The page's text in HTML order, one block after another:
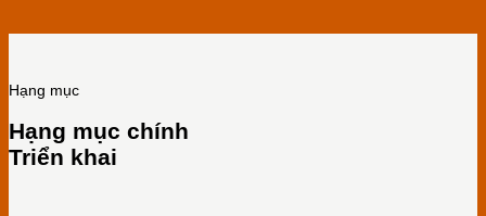
Hạng mục
Hạng mục chính
Triển khai